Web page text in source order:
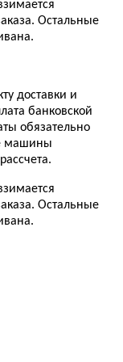
Остальные
доставки и
банковской
обязательно
машины
Остальные